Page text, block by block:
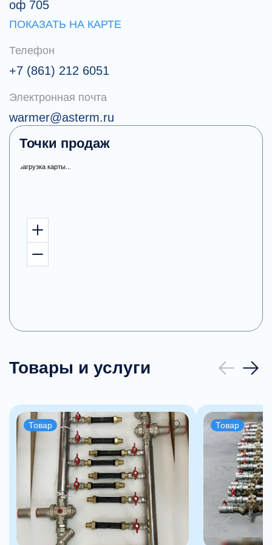
оф 705
ПОКАЗАТЬ НА КАРТЕ
Телефон
+7 (861) 212 6051
Электронная почта
warmer@asterm.ru
Точки продаж
загрузка карты...
Товары и услуги
Товар Товар